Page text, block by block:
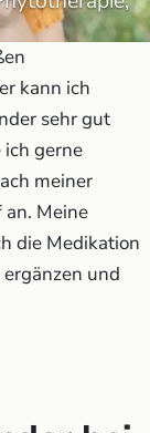
kann ich
sehr gut
ich gerne
meiner
Meine
die Medikation
und